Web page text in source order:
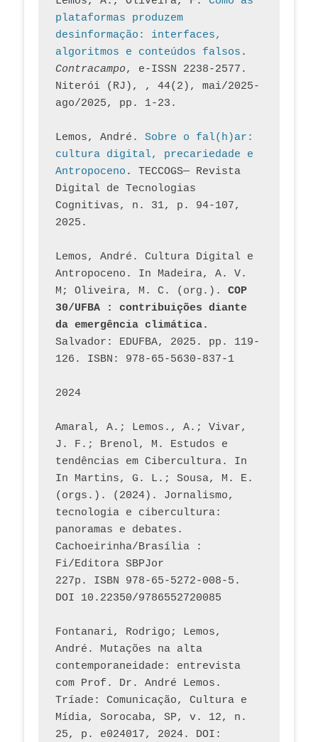
plataformas produzem
desinformação: interfaces,
algoritmos e conteúdos falsos
Contracampo, e-ISSN 2238-2577.
Niterói (RJ), , 44(2), mai/2025-
ago/2025, pp. 1-23.
Lemos, André. Sobre o fal(h)ar:
cultura digital, precariedade e
Antropoceno . TECCOGS— Revista
Digital de Tecnologias
Cognitivas, n. 31, p. 94-107,
2025.
Lemos, André. Cultura Digital e
Antropoceno. In Madeira, A. V.
M; Oliveira, M. C. (org.). COP
30/UFBA : contribuições diante
da emergência climática.
Salvador: EDUFBA, 2025. pp. 119-
126. ISBN: 978-65-5630-837-1
2024
Amaral, A.; Lemos., A.; Vivar,
J. F.; Brenol, M. Estudos e
tendências em Cibercultura. In
In Martins, G. L.; Sousa, M. E.
(orgs.). (2024). Jornalismo,
tecnologia e cibercultura:
panoramas e debates.
Cachoeirinha/Brasília :
Fi/Editora SBPJor
227p. ISBN 978-65-5272-008-5.
DOI 10.22350/9786552720085
Fontanari, Rodrigo; Lemos,
André. Mutações na alta
contemporaneidade: entrevista
com Prof. Dr. André Lemos.
Tríade: Comunicação, Cultura e
Mídia, Sorocaba, SP, v. 12, n.
25, p. e024017, 2024. DOI: